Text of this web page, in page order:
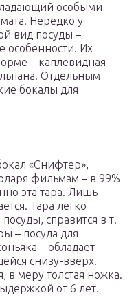
особыми
Нередко у
вид посуды –
Их
– каплевидная
Отдельным
бокалы для
«Снифтер»,
фильмам – в 99%
эта тара. Лишь
Тара легко
справится в т.
– посуда для
– обладает
снизу-вверх.
в меру толстая ножка.
от 6 лет.